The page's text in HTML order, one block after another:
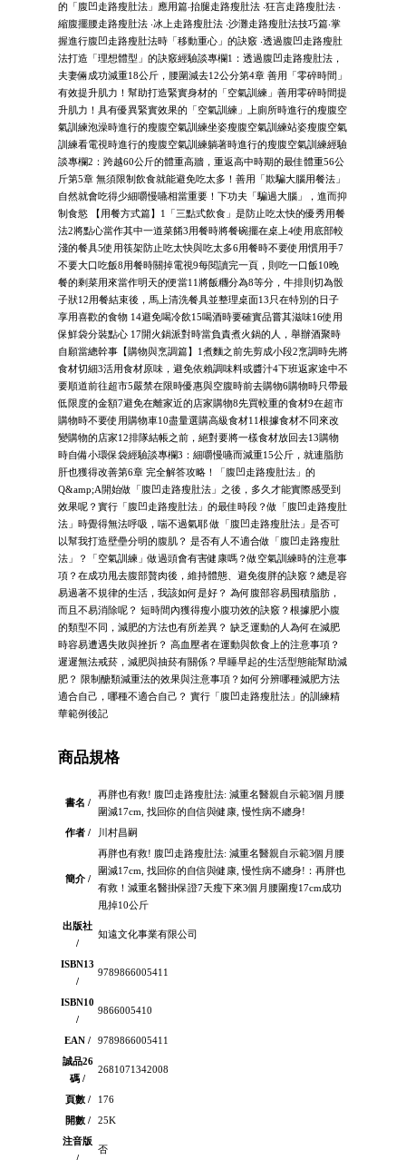
的「腹凹走路瘦肚法」應用篇‧抬腿走路瘦肚法 ‧狂言走路瘦肚法 ‧
縮腹擺腰走路瘦肚法 ‧冰上走路瘦肚法 ‧沙灘走路瘦肚法技巧篇‧掌
握進行腹凹走路瘦肚法時「移動重心」的訣竅 ‧透過腹凹走路瘦肚
法打造「理想體型」的訣竅經驗談專欄1：透過腹凹走路瘦肚法，
夫妻倆成功減重18公斤，腰圍減去12公分第4章 善用「零碎時間」
有效提升肌力！幫助打造緊實身材的「空氣訓練」善用零碎時間提
升肌力！具有優異緊實效果的「空氣訓練」上廁所時進行的瘦腹空
氣訓練泡澡時進行的瘦腹空氣訓練坐姿瘦腹空氣訓練站姿瘦腹空氣
訓練看電視時進行的瘦腹空氣訓練躺著時進行的瘦腹空氣訓練經驗
談專欄2：跨越60公斤的體重高牆，重返高中時期的最佳體重56公
斤第5章 無須限制飲食就能避免吃太多！善用「欺騙大腦用餐法」
自然就會吃得少細嚼慢嚥相當重要！下功夫「騙過大腦」，進而抑
制食慾 【用餐方式篇】1「三點式飲食」是防止吃太快的優秀用餐
法2將點心當作其中一道菜餚3用餐時將餐碗擺在桌上4使用底部較
淺的餐具5使用筷架防止吃太快與吃太多6用餐時不要使用慣用手7
不要大口吃飯8用餐時關掉電視9每閱讀完一頁，則吃一口飯10晚
餐的剩菜用來當作明天的便當11將飯糰分為8等分，牛排則切為骰
子狀12用餐結束後，馬上清洗餐具並整理桌面13只在特別的日子
享用喜歡的食物 14避免喝冷飲15喝酒時要確實品嘗其滋味16使用
保鮮袋分裝點心 17開火鍋派對時當負責煮火鍋的人，舉辦酒聚時
自願當總幹事【購物與烹調篇】1煮麵之前先剪成小段2烹調時先將
食材切細3活用食材原味，避免依賴調味料或醬汁4下班返家途中不
要順道前往超市5嚴禁在限時優惠與空腹時前去購物6購物時只帶最
低限度的金額7避免在離家近的店家購物8先買較重的食材9在超市
購物時不要使用購物車10盡量選購高級食材11根據食材不同來改
變購物的店家12排隊結帳之前，絕對要將一樣食材放回去13購物
時自備小環保袋經驗談專欄3：細嚼慢嚥而減重15公斤，就連脂肪
肝也獲得改善第6章 完全解答攻略！「腹凹走路瘦肚法」的
Q&amp;A開始做「腹凹走路瘦肚法」之後，多久才能實際感受到
效果呢？實行「腹凹走路瘦肚法」的最佳時段？做「腹凹走路瘦肚
法」時覺得無法呼吸，喘不過氣耶 做「腹凹走路瘦肚法」是否可
以幫我打造壁壘分明的腹肌？ 是否有人不適合做「腹凹走路瘦肚
法」？「空氣訓練」做過頭會有害健康嗎？做空氣訓練時的注意事
項？在成功甩去腹部贅肉後，維持體態、避免復胖的訣竅？總是容
易過著不規律的生活，我該如何是好？ 為何腹部容易囤積脂肪，
而且不易消除呢？ 短時間內獲得瘦小腹功效的訣竅？根據肥小腹
的類型不同，減肥的方法也有所差異？ 缺乏運動的人為何在減肥
時容易遭遇失敗與挫折？ 高血壓者在運動與飲食上的注意事項？
遲遲無法戒菸，減肥與抽菸有關係？早睡早起的生活型態能幫助減
肥？ 限制醣類減重法的效果與注意事項？如何分辨哪種減肥方法
適合自己，哪種不適合自己？ 實行「腹凹走路瘦肚法」的訓練精
華範例後記
商品規格
書名 /
再胖也有救! 腹凹走路瘦肚法: 減重名醫親自示範3個月腰
圍減17cm, 找回你的自信與健康, 慢性病不纏身!
作者 /
川村昌嗣
簡介 /
再胖也有救! 腹凹走路瘦肚法: 減重名醫親自示範3個月腰
圍減17cm, 找回你的自信與健康, 慢性病不纏身!：再胖也
有救！減重名醫掛保證7天瘦下來3個月腰圍瘦17cm成功
甩掉10公斤
出版社
/
知遠文化事業有限公司
ISBN13
/
9789866005411
ISBN10
/
9866005410
EAN /
9789866005411
誠品26
碼 /
2681071342008
頁數 /
176
開數 /
25K
注音版
否